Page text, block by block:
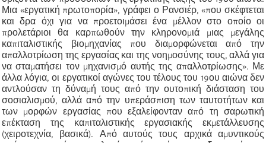
Μια «εργατική πρωτοπορία», γράφει ο Ρανσιέρ, «που σκέφτεται
και δρα όχι για να προετοιμάσει ένα μέλλον στο οποίο οι
προλετάριοι θα καρπωθούν την κληρονομιά μιας μεγάλης
καπιταλιστικής βιομηχανίας που διαμορφώνεται από την
απαλλοτρίωση της εργασίας και της νοημοσύνης τους, αλλά για
να σταματήσει τον μηχανισμό αυτής της απαλλοτρίωσης». Με
άλλα λόγια, οι εργατικοί αγώνες του τέλους του 19ου αιώνα δεν
αντλούσαν τη δύναμή τους από την ουτοπική διάσταση του
σοσιαλισμού, αλλά από την υπεράσπιση των ταυτοτήτων και
των μορφών εργασίας που εξαλείφονταν από τη σαρωτική
επέκταση της καπιταλιστικής εργασιακής εκμετάλλευσης
(χειροτεχνία, βασικά). Από αυτούς τους αρχικά αμυντικούς